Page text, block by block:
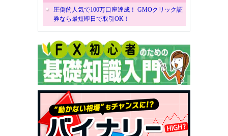
圧倒的人気で100万口座達成！ GMOクリック証
券なら最短即日で取引OK！